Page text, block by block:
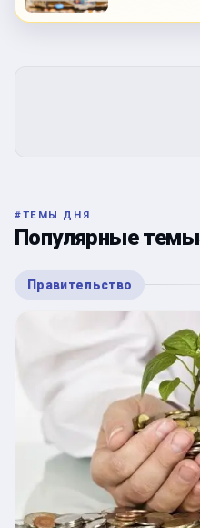
#ТЕМЫ ДНЯ
Популярные темы
Правительство